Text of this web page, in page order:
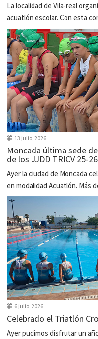
La localidad de Vila-real
acuatlón escolar. Con esta
13 julio, 2026
Moncada última sede
de los JJDD TRICV 25-26
Ayer la ciudad de Moncada
en modalidad Acuatlón. Más
6 julio, 2026
Celebrado el Triatlón
Ayer pudimos disfrutar un